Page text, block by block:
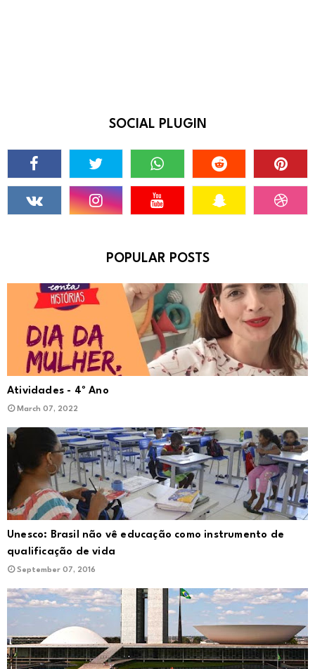
SOCIAL PLUGIN
POPULAR POSTS
Atividades - 4º Ano
March 07, 2022
Unesco: Brasil não vê educação como instrumento de
qualificação de vida
September 07, 2016